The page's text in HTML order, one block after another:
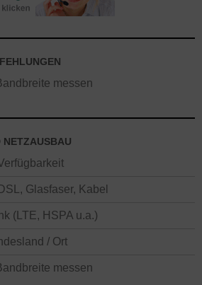
messen
NETZAUSBAU
Glasfaser, Kabel
(LTE, HSPA u.a.)
/ Ort
messen